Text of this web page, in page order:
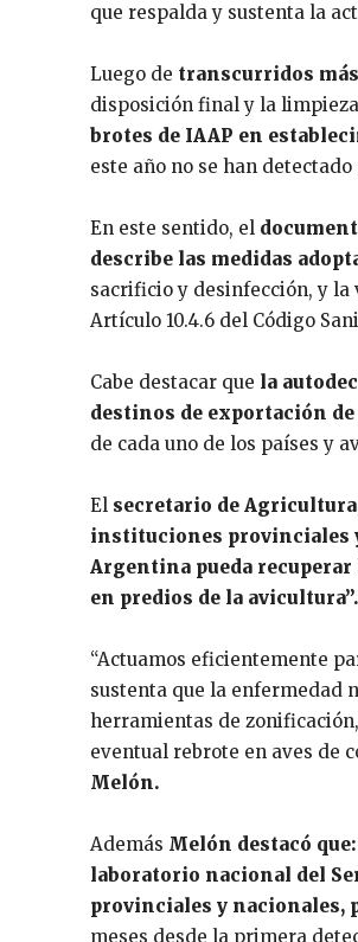
que respalda y sustenta la
Luego de transcurridos
disposición final y la
brotes de IAAP en
este año no se han
En este sentido, el
describe las medidas
sacrificio y desinfección, y
Artículo 10.4.6 del Código
Cabe destacar que la
destinos de exportación
de cada uno de los países y
El secretario de
instituciones provinciales
Argentina pueda
en predios de la avicultura”.
“Actuamos eficientemente
sustenta que la enfermedad
herramientas de
eventual rebrote en aves de
Melón.
Además Melón destacó
laboratorio nacional del
provinciales y nacionales,
meses desde la primera